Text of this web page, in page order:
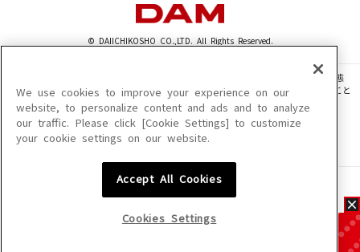
© DAIICHIKOSHO CO.,LTD. All Rights Reserved.
このサイトに掲載されている一切の文章・画像・写真・動画・音声等を、手段や形態
を問わず、著作権法の定める範囲を超えて無断で複製、転載、ファイル化などすること
を禁じます。
楽曲及びコンテンツは、機種によりご利用いただけない場合があります。
楽曲及びコンテンツの配信日、配信内容が変更になる場合があります。
We use cookies to improve your experience on our
website, to personalize content and ads and to analyze
our traffic. Please click [Cookie Settings] to customize
your cookie settings on our website.
Accept All Cookies
Cookies Settings